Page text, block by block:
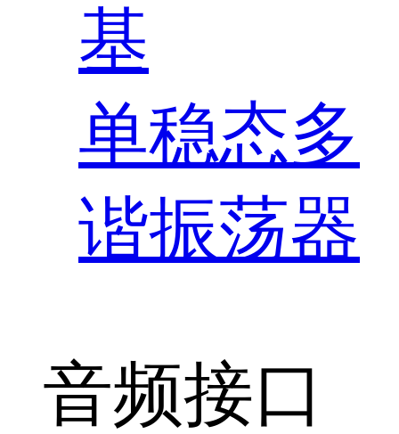
基
单稳态多
谐振荡器
音频接口